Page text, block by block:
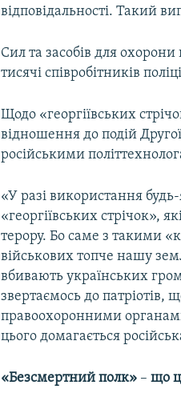
відповідальності. Такий
Сил та засобів для
тисячі співробітників
Щодо «георгіївських
відношення до подій
російськими
«У разі використання
«георгіївських стрічок»,
терору. Бо саме з такими
військових топче нашу
вбивають українських
звертаємось до патріотів,
правоохоронними
цього домагається
«Безсмертний полк» –що